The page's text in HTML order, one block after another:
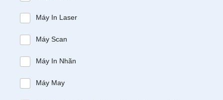
Máy In Laser
Máy Scan
Máy In Nhãn
Máy May